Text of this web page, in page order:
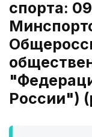
спорта:
России")